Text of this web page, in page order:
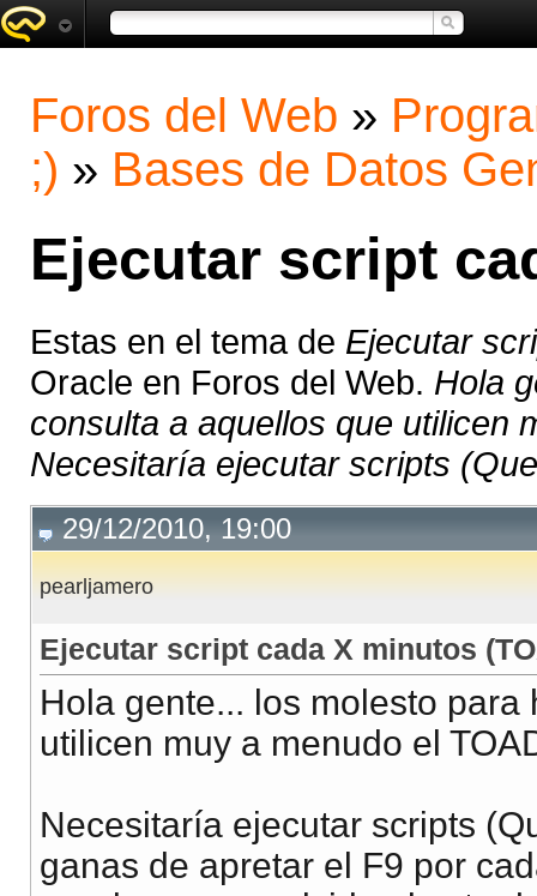
Foros del Web »
;) » Bases de Datos
Ejecutar script
Estas en el tema de Ejecutar
Oracle en Foros del Web. Hola
consulta a aquellos que utilicen
Necesitaría ejecutar scripts
29/12/2010, 19:00
pearljamero
Ejecutar script cada X minutos
Hola gente... los molesto
utilicen muy a menudo el
Necesitaría ejecutar scripts
ganas de apretar el F9 por